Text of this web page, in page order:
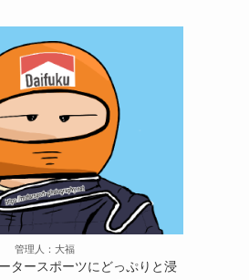
管理人：大福
タースポーツにどっぷりと浸